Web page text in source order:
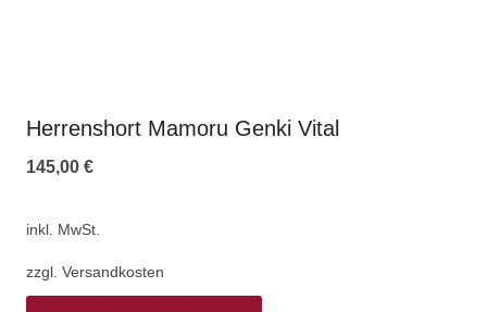
Herrenshort Mamoru Genki Vital
145,00 €
inkl. MwSt.
zzgl. Versandkosten